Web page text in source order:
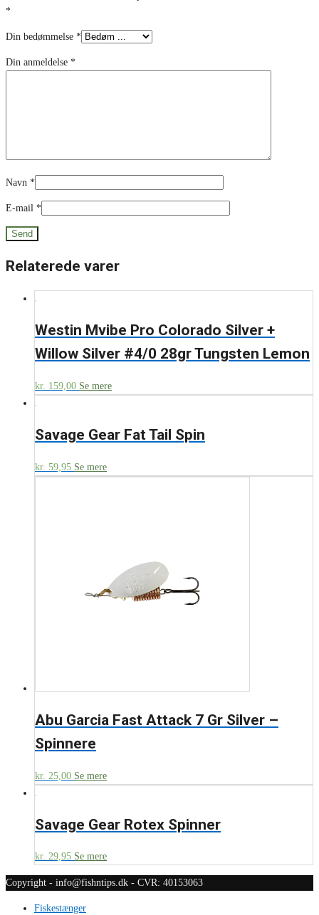
*
Din bedømmelse *
Din anmeldelse *
Navn *
E-mail *
Relaterede varer
Westin Mvibe Pro Colorado Silver +
Willow Silver #4/0 28gr Tungsten Lemon
kr. 159,00 Se mere
Savage Gear Fat Tail Spin
kr. 59,95 Se mere
Abu Garcia Fast Attack 7 Gr Silver –
Spinnere
kr. 25,00 Se mere
Savage Gear Rotex Spinner
kr. 29,95 Se mere
Copyright - info@fishntips.dk - CVR: 40153063
Fiskestænger